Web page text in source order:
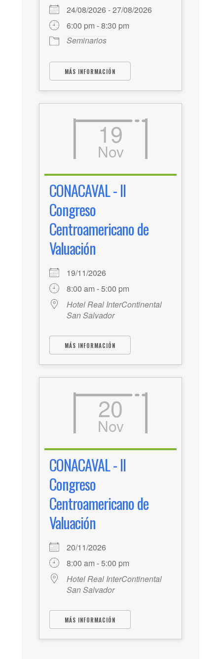
24/08/2026 - 27/08/2026
6:00 pm - 8:30 pm
Seminarios
MÁS INFORMACIÓN
19
Nov
CONACAVAL - II
Congreso
Centroamericano de
Valuación
19/11/2026
8:00 am - 5:00 pm
Hotel Real InterContinental
San Salvador
MÁS INFORMACIÓN
20
Nov
CONACAVAL - II
Congreso
Centroamericano de
Valuación
20/11/2026
8:00 am - 5:00 pm
Hotel Real InterContinental
San Salvador
MÁS INFORMACIÓN